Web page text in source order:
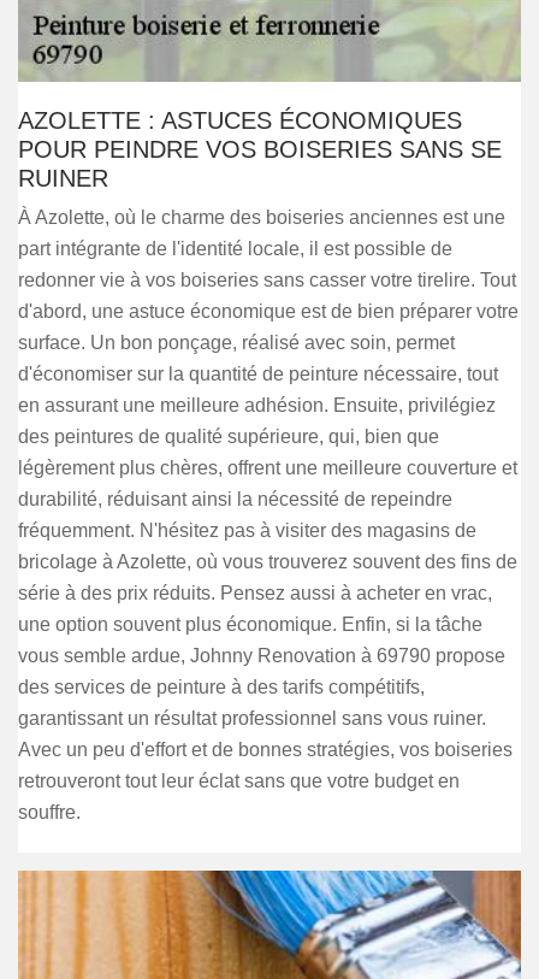
AZOLETTE : ASTUCES ÉCONOMIQUES
POUR PEINDRE VOS BOISERIES SANS SE
RUINER
À Azolette, où le charme des boiseries anciennes est une
part intégrante de l'identité locale, il est possible de
redonner vie à vos boiseries sans casser votre tirelire. Tout
d'abord, une astuce économique est de bien préparer votre
surface. Un bon ponçage, réalisé avec soin, permet
d'économiser sur la quantité de peinture nécessaire, tout
en assurant une meilleure adhésion. Ensuite, privilégiez
des peintures de qualité supérieure, qui, bien que
légèrement plus chères, offrent une meilleure couverture et
durabilité, réduisant ainsi la nécessité de repeindre
fréquemment. N'hésitez pas à visiter des magasins de
bricolage à Azolette, où vous trouverez souvent des fins de
série à des prix réduits. Pensez aussi à acheter en vrac,
une option souvent plus économique. Enfin, si la tâche
vous semble ardue, Johnny Renovation à 69790 propose
des services de peinture à des tarifs compétitifs,
garantissant un résultat professionnel sans vous ruiner.
Avec un peu d'effort et de bonnes stratégies, vos boiseries
retrouveront tout leur éclat sans que votre budget en
souffre.